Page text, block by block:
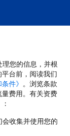
您的信息，并根
台前，阅读我们
件》 。浏览条款
费用。有关资费
收集并使用您的